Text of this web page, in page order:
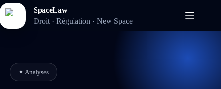
Passer
au
contenu
SpaceLaw
Droit · Régulation · New Space
✦ Analyses